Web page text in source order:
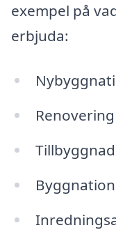
exempel på
erbjuda: